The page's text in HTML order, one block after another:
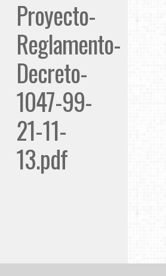
Proyecto-
Reglamento-
Decreto-
1047-99-
21-11-
13.pdf